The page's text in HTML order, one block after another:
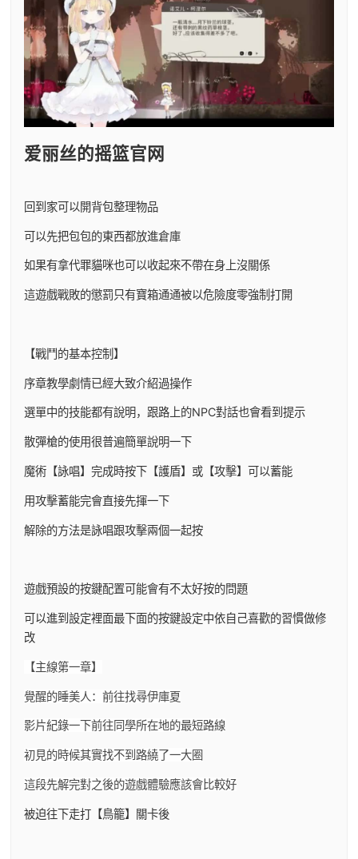
爱丽丝的摇篮官网
回到家可以開背包整理物品
可以先把包包的東西都放進倉庫
如果有拿代罪貓咪也可以收起來不帶在身上沒關係
這遊戲戰敗的懲罰只有寶箱通通被以危險度零強制打開
【戰鬥的基本控制】
序章教學劇情已經大致介紹過操作
選單中的技能都有說明，跟路上的NPC對話也會看到提示
散彈槍的使用很普遍簡單說明一下
魔術【詠唱】完成時按下【護盾】或【攻擊】可以蓄能
用攻擊蓄能完會直接先揮一下
解除的方法是詠唱跟攻擊兩個一起按
遊戲預設的按鍵配置可能會有不太好按的問題
可以進到設定裡面最下面的按鍵設定中依自己喜歡的習慣做修
改
【主線第一章】
覺醒的睡美人：前往找尋伊庫夏
影片紀錄一下前往同學所在地的最短路線
初見的時候其實找不到路繞了一大圈
這段先解完對之後的遊戲體驗應該會比較好
被迫往下走打【鳥籠】關卡後